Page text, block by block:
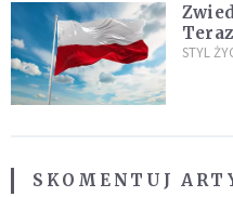
STYL
SKOMENTUJ